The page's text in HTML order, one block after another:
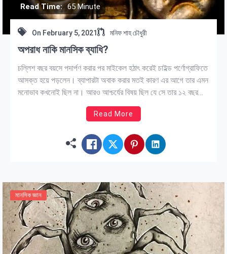
Read Time: 65 Minute
On February 5, 2021 মনিফ শাহ চৌধুরী
অপরাধ নাকি মানসিক ব্যাধি?
চল্লিশ বছর বয়সে পদার্পণ করার পর মাইকেল হঠাৎ করেই চাইল্ড পর্ণোগ্রাফিতে
আসক্ত হয়ে পড়লেন। ব্যাপারটা অবাক করার মতই কারণ এর আগে তার এমন
মনোভাব কখনোই ছিল না। আরও আশ্চর্যের বিষয় ছিল যে সে তার ১২ বছর
বয়সী সৎ-মেয়ের প্রতি যৌন আকর্ষণ অনুভব করা শুরু করেছিলেন। মাইকেল,
Read More
মানসিক জ্ঞান